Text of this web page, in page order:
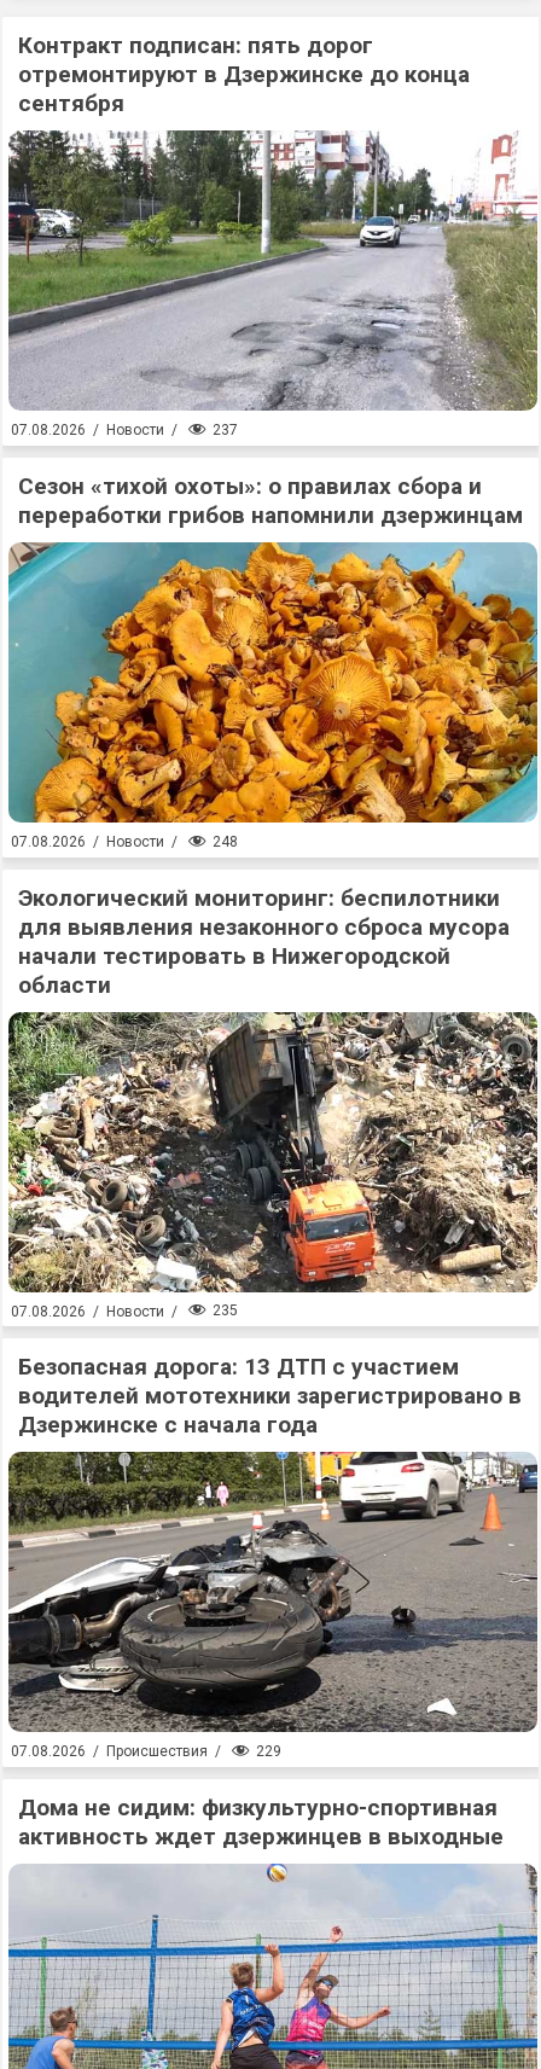
Контракт подписан: пять дорог
отремонтируют в Дзержинске до конца
сентября
07.08.2026 / Новости / 237
Сезон «тихой охоты»: о правилах сбора и
переработки грибов напомнили дзержинцам
07.08.2026 / Новости / 248
Экологический мониторинг: беспилотники
для выявления незаконного сброса мусора
начали тестировать в Нижегородской
области
07.08.2026 / Новости / 235
Безопасная дорога: 13 ДТП с участием
водителей мототехники зарегистрировано в
Дзержинске с начала года
07.08.2026 / Происшествия / 229
Дома не сидим: физкультурно-спортивная
активность ждет дзержинцев в выходные